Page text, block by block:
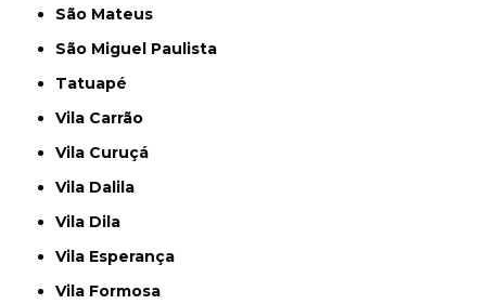
São Mateus
São Miguel Paulista
Tatuapé
Vila Carrão
Vila Curuçá
Vila Dalila
Vila Dila
Vila Esperança
Vila Formosa